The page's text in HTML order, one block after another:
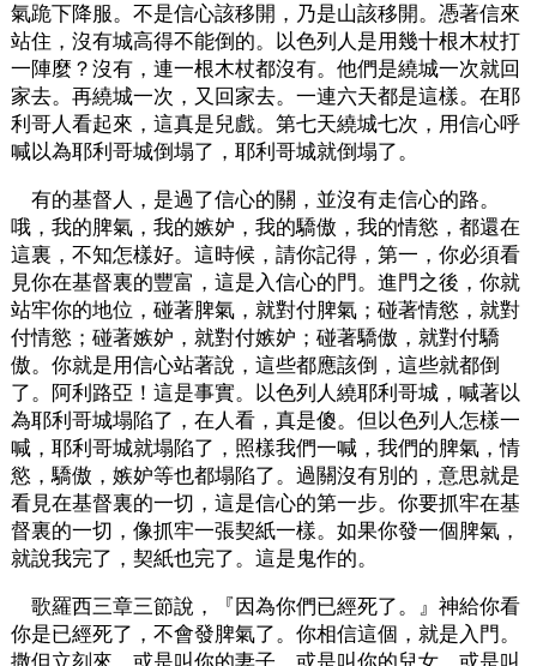
氣跪下降服。不是信心該移開，乃是山該移開。憑著信來
站住，沒有城高得不能倒的。以色列人是用幾十根木杖打
一陣麼？沒有，連一根木杖都沒有。他們是繞城一次就回
家去。再繞城一次，又回家去。一連六天都是這樣。在耶
利哥人看起來，這真是兒戲。第七天繞城七次，用信心呼
喊以為耶利哥城倒塌了，耶利哥城就倒塌了。
有的基督人，是過了信心的關，並沒有走信心的路。
哦，我的脾氣，我的嫉妒，我的驕傲，我的情慾，都還在
這裏，不知怎樣好。這時候，請你記得，第一，你必須看
見你在基督裏的豐富，這是入信心的門。進門之後，你就
站牢你的地位，碰著脾氣，就對付脾氣；碰著情慾，就對
付情慾；碰著嫉妒，就對付嫉妒；碰著驕傲，就對付驕
傲。你就是用信心站著說，這些都應該倒，這些就都倒
了。阿利路亞！這是事實。以色列人繞耶利哥城，喊著以
為耶利哥城塌陷了，在人看，真是傻。但以色列人怎樣一
喊，耶利哥城就塌陷了，照樣我們一喊，我們的脾氣，情
慾，驕傲，嫉妒等也都塌陷了。過關沒有別的，意思就是
看見在基督裏的一切，這是信心的第一步。你要抓牢在基
督裏的一切，像抓牢一張契紙一樣。如果你發一個脾氣，
就說我完了，契紙也完了。這是鬼作的。
歌羅西三章三節說，『因為你們已經死了。』神給你看
你是已經死了，不會發脾氣了。你相信這個，就是入門。
撒但立刻來，或是叫你的妻子，或是叫你的兒女，或是叫